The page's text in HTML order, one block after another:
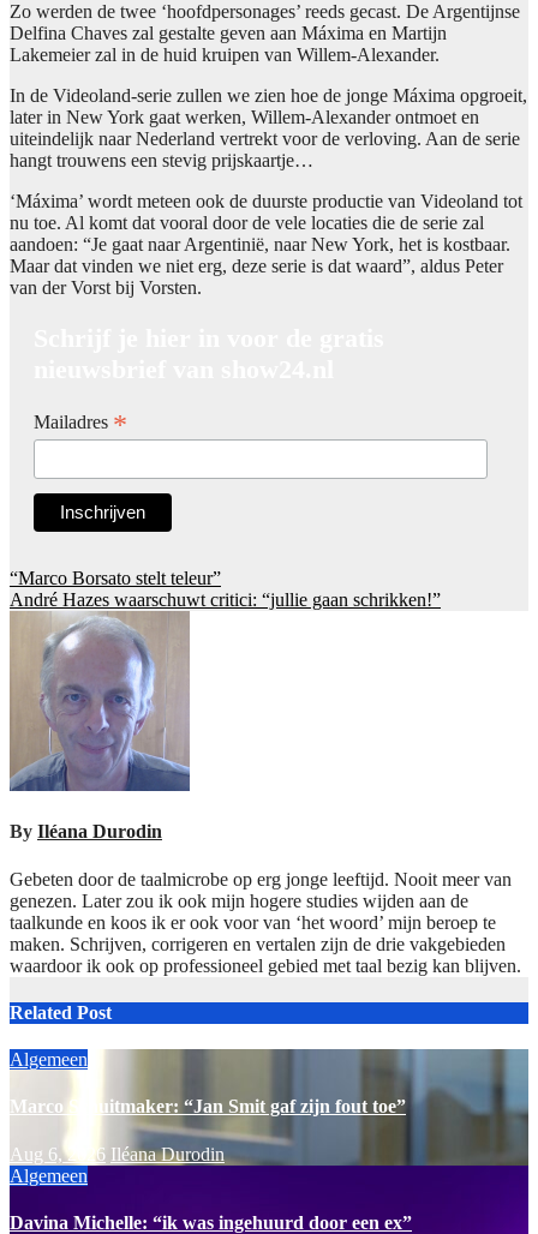
Zo werden de twee ‘hoofdpersonages’ reeds gecast. De Argentijnse
Delfina Chaves zal gestalte geven aan Máxima en Martijn
Lakemeier zal in de huid kruipen van Willem-Alexander.
In de Videoland-serie zullen we zien hoe de jonge Máxima opgroeit,
later in New York gaat werken, Willem-Alexander ontmoet en
uiteindelijk naar Nederland vertrekt voor de verloving. Aan de serie
hangt trouwens een stevig prijskaartje…
‘Máxima’ wordt meteen ook de duurste productie van Videoland tot
nu toe. Al komt dat vooral door de vele locaties die de serie zal
aandoen: “Je gaat naar Argentinië, naar New York, het is kostbaar.
Maar dat vinden we niet erg, deze serie is dat waard”, aldus Peter
van der Vorst bij Vorsten.
Mailadres *
Post
navigation
“Marco Borsato stelt teleur”
André Hazes waarschuwt critici: “jullie gaan schrikken!”
By Iléana Durodin
Gebeten door de taalmicrobe op erg jonge leeftijd. Nooit meer van
genezen. Later zou ik ook mijn hogere studies wijden aan de
taalkunde en koos ik er ook voor van ‘het woord’ mijn beroep te
maken. Schrijven, corrigeren en vertalen zijn de drie vakgebieden
waardoor ik ook op professioneel gebied met taal bezig kan blijven.
Related Post
Algemeen
Marco Schuitmaker: “Jan Smit gaf zijn fout toe”
Aug 6, 2026 Iléana Durodin
Algemeen
Davina Michelle: “ik was ingehuurd door een ex”